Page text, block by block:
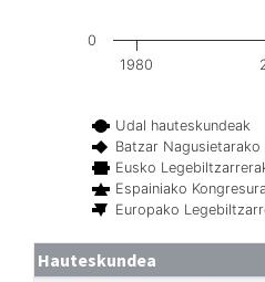
Udal hauteskundeak
Batzar Nagusietarako
Eusko
Espainiako
Europako
1980
0
Hauteskundea